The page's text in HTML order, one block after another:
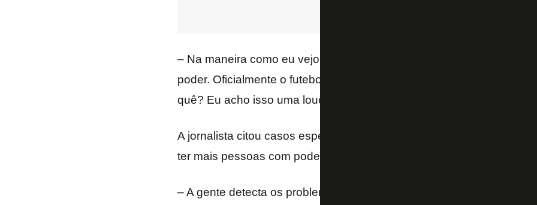
– Na maneira como eu vejo o futebol, a SAF é uma aberração, é
poder. Oficialmente o futebol existe para dar lucro. Para quem? Para
quê? Eu acho isso uma loucura – acrescentou.
A jornalista citou casos específicos para argumentar que os clubes
ter mais pessoas com poder de decisão.
– A gente detecta os problemas no futebol, por exemplo, o São